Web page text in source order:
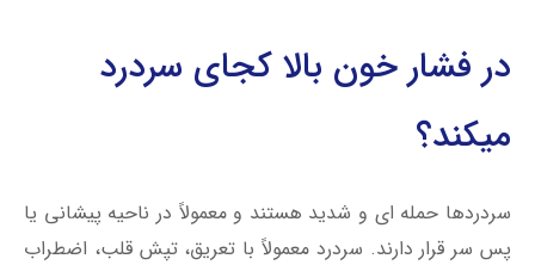
در فشار خون بالا کجای سردرد
میکند؟
سردردها حمله ای و شدید هستند و معمولاً در ناحیه پیشانی یا
پس سر قرار دارند. سردرد معمولاً با تعریق، تپش قلب، اضطراب